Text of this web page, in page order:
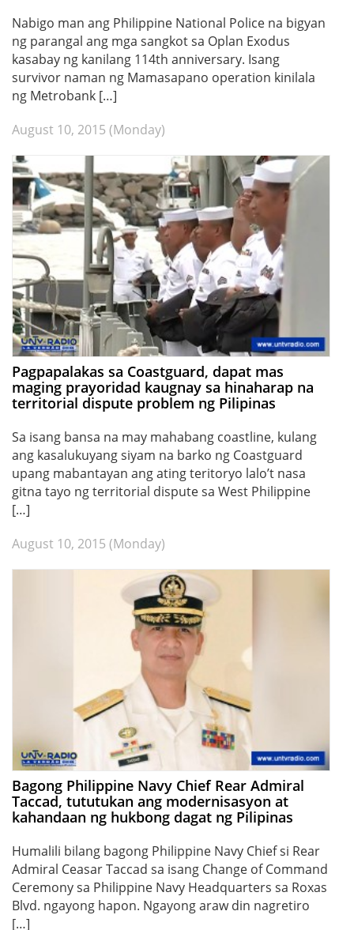
Nabigo man ang Philippine National Police na bigyan
ng parangal ang mga sangkot sa Oplan Exodus
kasabay ng kanilang 114th anniversary. Isang
survivor naman ng Mamasapano operation kinilala
ng Metrobank […]
August 10, 2015 (Monday)
Pagpapalakas sa Coastguard, dapat mas
maging prayoridad kaugnay sa hinaharap na
territorial dispute problem ng Pilipinas
Sa isang bansa na may mahabang coastline, kulang
ang kasalukuyang siyam na barko ng Coastguard
upang mabantayan ang ating teritoryo lalo’t nasa
gitna tayo ng territorial dispute sa West Philippine
[…]
August 10, 2015 (Monday)
Bagong Philippine Navy Chief Rear Admiral
Taccad, tututukan ang modernisasyon at
kahandaan ng hukbong dagat ng Pilipinas
Humalili bilang bagong Philippine Navy Chief si Rear
Admiral Ceasar Taccad sa isang Change of Command
Ceremony sa Philippine Navy Headquarters sa Roxas
Blvd. ngayong hapon. Ngayong araw din nagretiro
[…]